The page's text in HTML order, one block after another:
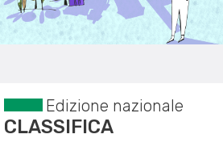
Edizione nazionale
CLASSIFICA